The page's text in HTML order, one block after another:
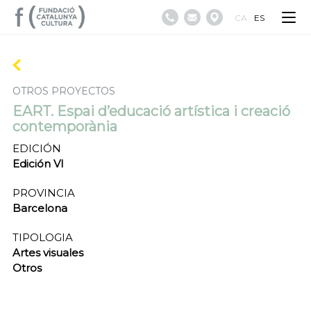
CA ES
OTROS PROYECTOS
EART. Espai d’educació artística i creació
contemporània
EDICIÓN
Edición VI
PROVINCIA
Barcelona
TIPOLOGIA
Artes visuales
Otros